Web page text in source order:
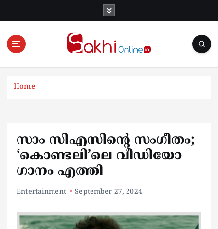
Online News Portal
Home
സാം സിഎസിന്‍റെ സംഗീതം;
‘കൊണ്ടലി’ലെ വീഡിയോ
ഗാനം എത്തി
Entertainment September 27, 2024